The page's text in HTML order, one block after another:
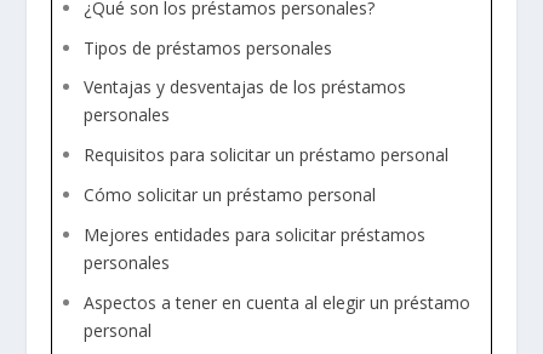
¿Qué son los préstamos personales?
Tipos de préstamos personales
Ventajas y desventajas de los préstamos
personales
Requisitos para solicitar un préstamo personal
Cómo solicitar un préstamo personal
Mejores entidades para solicitar préstamos
personales
Aspectos a tener en cuenta al elegir un préstamo
personal